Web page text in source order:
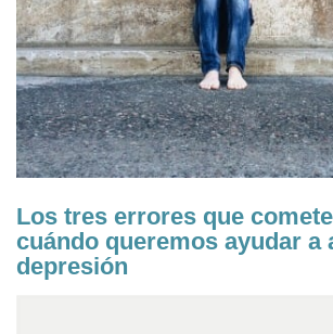
Los tres errores que
cuándo queremos ayudar a
depresión